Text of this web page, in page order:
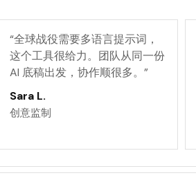
“全球战役需要多语言提示词，
这个工具很给力。团队从同一份
AI 底稿出发，协作顺很多。 ”
Sara L.
创意监制